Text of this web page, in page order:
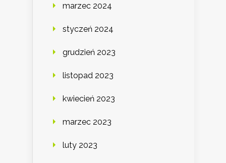
marzec 2024
styczeń 2024
grudzień 2023
listopad 2023
kwiecień 2023
marzec 2023
luty 2023